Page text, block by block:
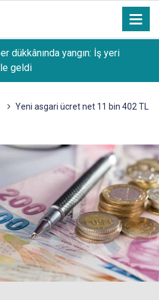
trafik kazası: 5 yaralı
Yeni asgari ücret net 11 bin 402 TL